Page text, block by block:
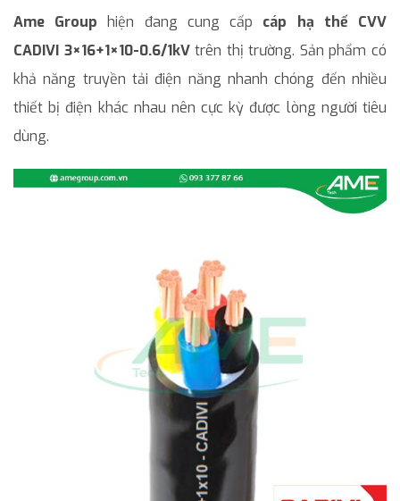
Ame Group hiện đang cung cấp cáp hạ thế CVV
CADIVI 3×16+1×10-0.6/1kVtrên thị trường. Sản phẩm có
khả năng truyền tải điện năng nhanh chóng đến nhiều
thiết bị điện khác nhau nên cực kỳ được lòng người tiêu
dùng.